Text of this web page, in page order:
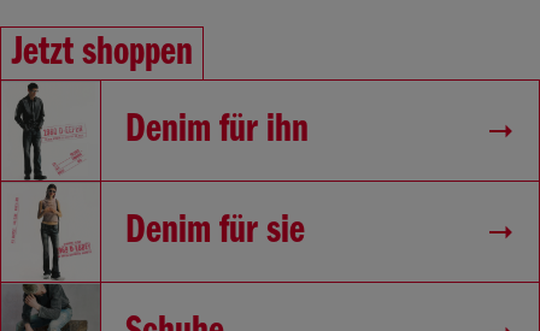
Jetzt shoppen
Denim für ihn
Denim für sie